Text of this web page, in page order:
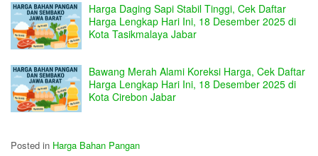
Harga Daging Sapi Stabil Tinggi, Cek Daftar
Harga Lengkap Hari Ini, 18 Desember 2025 di
Kota Tasikmalaya Jabar
Bawang Merah Alami Koreksi Harga, Cek Daftar
Harga Lengkap Hari Ini, 18 Desember 2025 di
Kota Cirebon Jabar
Posted in Harga Bahan Pangan